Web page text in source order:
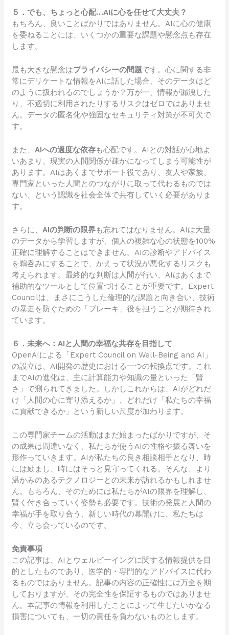
５．でも、ちょっと心配…AIに心を任せて大丈夫？
もちろん、良いことばかりではありません。AIに心の健康
を委ねることには、いくつかの重要な課題や懸念点も存在
します。
最も大きな懸念はプライバシーの問題です。心に関する非
常にデリケートな情報をAIに話した場合、そのデータはど
のように扱われるのでしょうか？万が一、情報が漏洩した
り、不適切に利用されたりするリスクはゼロではありませ
ん。データの匿名化や強固なセキュリティ対策が不可欠で
す。
また、AIへの過度な依存も心配です。AIとの対話が心地よ
いあまり、現実の人間関係が疎かになってしまう可能性が
あります。AIはあくまでサポート役であり、友人や家族、
専門家といった人間とのつながりに取って代わるものでは
ない、という認識を社会全体で共有していく必要がありま
す。
さらに、AIの判断の限界も忘れてはなりません。AIは大量
のデータから学習しますが、個人の複雑な心の状態を100%
正確に理解することはできません。AIの診断やアドバイス
を鵜呑みにすることで、かえって状況が悪化するリスクも
考えられます。最終的な判断は人間が行い、AIはあくまで
補助的なツールとして位置づけることが重要です。Expert
Councilは、まさにこうした倫理的な課題と向き合い、技術
の暴走を防ぐための「ブレーキ」役を担うことが期待され
ています。
６．未来へ：AIと人間の幸福な共存を目指して
OpenAIによる「Expert Council on Well-Being and AI」
の設立は、AI開発の歴史における一つの転換点です。これ
までAIの進化は、主に計算能力や知識の量といった「賢
さ」で測られてきました。しかしこれからは、AIがどれだ
け「人間の心に寄り添えるか」、どれだけ「私たちの幸福
に貢献できるか」という新しい尺度が加わります。
この専門家チームの活動はまだ始まったばかりですが、そ
の成果は間違いなく、私たちが使うAIの性格や振る舞いを
形作っていきます。AIが私たちの良き相談相手となり、時
には励まし、時にはそっと見守ってくれる。そんな、より
温かみのあるテクノロジーとの未来が訪れるかもしれませ
ん。もちろん、そのためには私たちがAIの限界を理解し、
賢く付き合っていく姿勢も必要です。技術の発展と人間の
幸福が手を取り合う、新しい時代の幕開けに、私たちは
今、立ち会っているのです。
免責事項
この記事は、AIとウェルビーイングに関する情報提供を目
的としたものであり、医学的・専門的なアドバイスに代わ
るものではありません。記事の内容の正確性には万全を期
しておりますが、その完全性を保証するものではありませ
ん。本記事の情報を利用したことによって生じたいかなる
損害についても、一切の責任を負わないものとします。